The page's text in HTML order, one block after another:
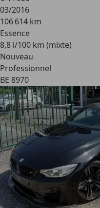
03/2016
106 614 km
Essence
8,8 l/100 km (mixte)
Nouveau
Professionnel
BE 8970